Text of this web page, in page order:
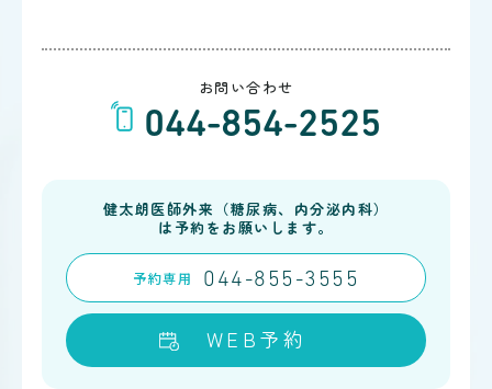
お問い合わせ
044-854-2525
健太朗医師外来（糖尿病、内分泌内科）
は予約をお願いします。
予約専用 044-855-3555
WEB予約